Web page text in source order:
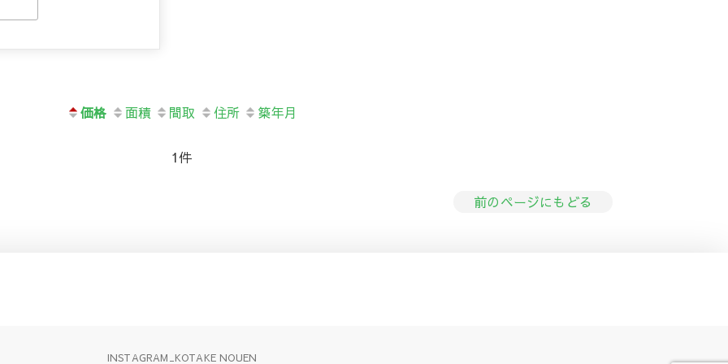
価格 面積 間取 住所 築年月
1件
前のページにもどる
INSTAGRAM_KOTAKE NOUEN